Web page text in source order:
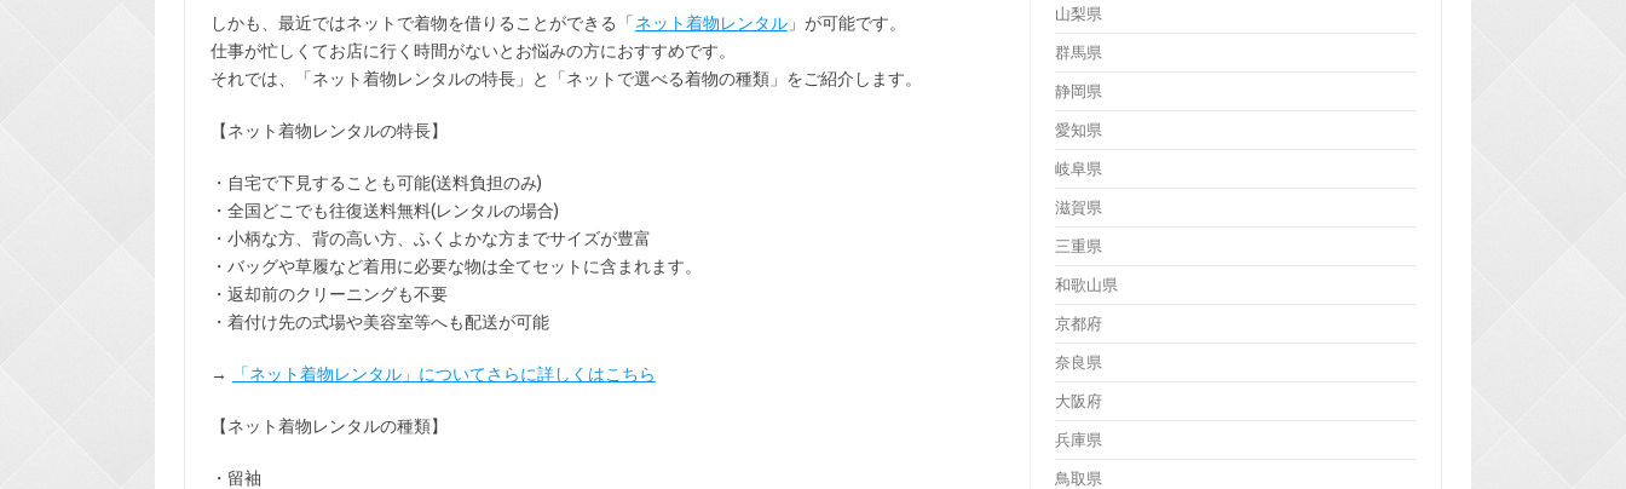
しかも、最近ではネットで着物を借りることができる「 ネット着物レンタル」が可能です。
仕事が忙しくてお店に行く時間がないとお悩みの方におすすめです。
それでは、「ネット着物レンタルの特長」と「ネットで選べる着物の種類」をご紹介します。
【ネット着物レンタルの特長】
・ 自宅で下見することも可能(送料負担のみ)
・全国どこでも往復送料無料(レンタルの場合)
・小柄な方、背の高い方、ふくよかな方までサイズが豊富
・バッグや草履など着用に必要な物は全てセット に含まれます。
・返却前のクリーニングも不要
・着付け先の式場や美容室等へも配送が可能
→ 「ネット着物レンタル」についてさらに詳しくはこちら
【ネット着物レンタルの種類】
・留袖
山梨県
群馬県
静岡県
愛知県
岐阜県
滋賀県
三重県
和歌山県
京都府
奈良県
大阪府
兵庫県
鳥取県